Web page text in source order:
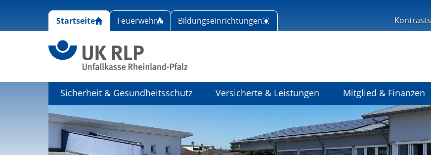
Startseite Feuerwehr Bildungseinrichtungen
Sicherheit & Gesundheitsschutz
Versicherte & Leistungen Mitglied & Finanzen